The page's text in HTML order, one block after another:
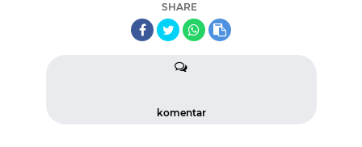
SHARE
komentar